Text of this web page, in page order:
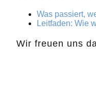
Was passiert,
Leitfaden: Wie
Wir freuen uns